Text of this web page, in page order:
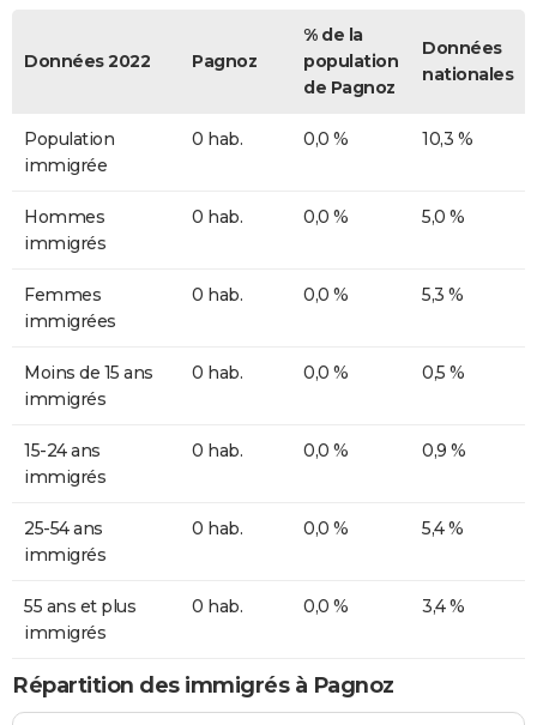
Données 2022 Pagnoz
% de la
population
de Pagnoz
Données
nationales
Population
immigrée
0 hab. 0,0 % 10,3 %
Hommes
immigrés
0 hab. 0,0 % 5,0 %
Femmes
immigrées
0 hab. 0,0 % 5,3 %
Moins de 15 ans
immigrés
0 hab. 0,0 % 0,5 %
15-24 ans
immigrés
0 hab. 0,0 % 0,9 %
25-54 ans
immigrés
0 hab. 0,0 % 5,4 %
55 ans et plus
immigrés
0 hab. 0,0 % 3,4 %
Répartition des immigrés à Pagnoz